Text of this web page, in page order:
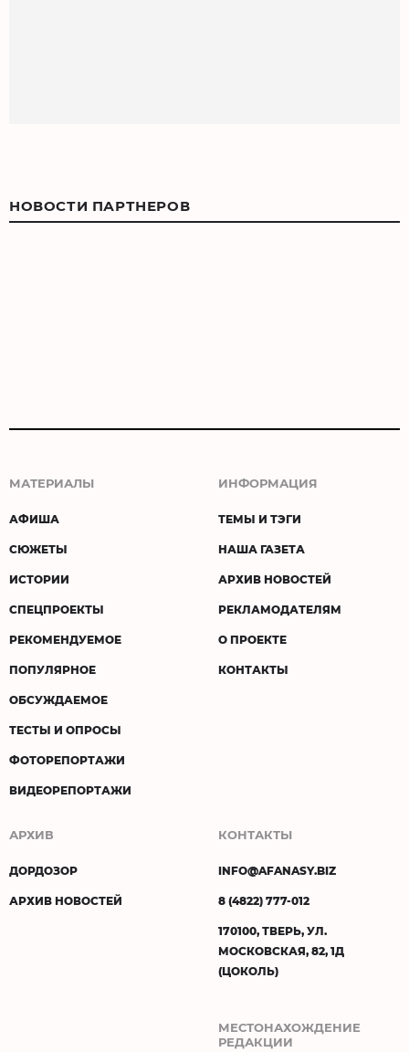
НОВОСТИ ПАРТНЕРОВ
МАТЕРИАЛЫ
АФИША
СЮЖЕТЫ
ИСТОРИИ
СПЕЦПРОЕКТЫ
РЕКОМЕНДУЕМОЕ
ПОПУЛЯРНОЕ
ОБСУЖДАЕМОЕ
ТЕСТЫ И ОПРОСЫ
ФОТОРЕПОРТАЖИ
ВИДЕОРЕПОРТАЖИ
ИНФОРМАЦИЯ
ТЕМЫ И ТЭГИ
НАША ГАЗЕТА
АРХИВ НОВОСТЕЙ
РЕКЛАМОДАТЕЛЯМ
О ПРОЕКТЕ
КОНТАКТЫ
АРХИВ
ДОРДОЗОР
АРХИВ НОВОСТЕЙ
КОНТАКТЫ
INFO@AFANASY.BIZ
8 (4822) 777-012
170100, ТВЕРЬ, УЛ.
МОСКОВСКАЯ, 82, 1Д
(ЦОКОЛЬ)
МЕСТОНАХОЖДЕНИЕ
РЕДАКЦИИ